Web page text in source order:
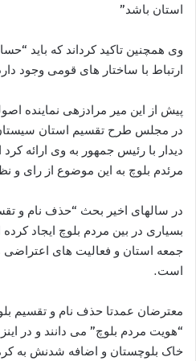
استان باشد”
وی همچنین تاکید کرداند که باید
ارتباط با ساختار های قومی وجود
پیش از این میر مرادزهی نماینده
در مجلس طرح تقسیم استان سیستان
دیدار با رئیس جمهور به وی ارائه
مرئدم بلوچ به این موضوع از رای
در سالهای اخیر بحث “حذف نام و
بسیاری در بین مردم بلوچ ایجاد
جمعه استان و فعالیت های
است.
معترضان عمدتا حذف نام و تقسیم
“هویت مردم بلوچ” می دانند و در
خاک بلوچستان و اضافه شدنش به